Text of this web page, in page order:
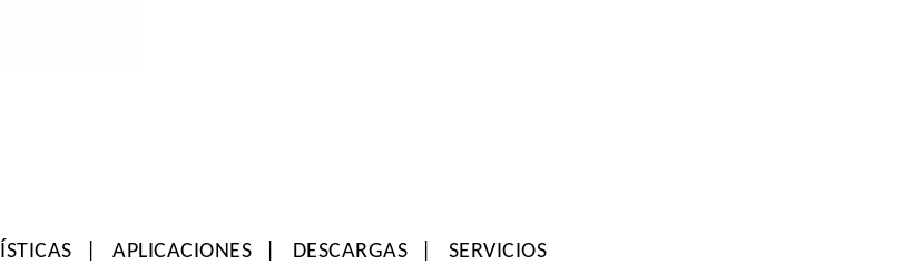
APLICACIONES DESCARGAS SERVICIOS